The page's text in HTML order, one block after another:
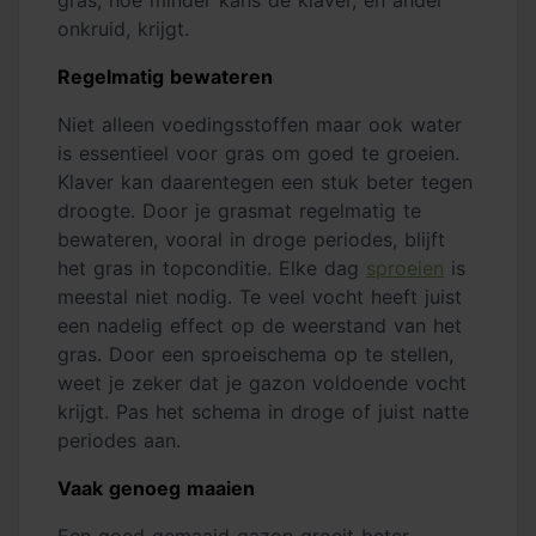
onkruid, krijgt.
Regelmatig bewateren
Niet alleen voedingsstoffen maar ook water
is essentieel voor gras om goed te groeien.
Klaver kan daarentegen een stuk beter tegen
droogte. Door je grasmat regelmatig te
bewateren, vooral in droge periodes, blijft
het gras in topconditie. Elke dag sproeien is
meestal niet nodig. Te veel vocht heeft juist
een nadelig effect op de weerstand van het
gras. Door een sproeischema op te stellen,
weet je zeker dat je gazon voldoende vocht
krijgt. Pas het schema in droge of juist natte
periodes aan.
Vaak genoeg maaien